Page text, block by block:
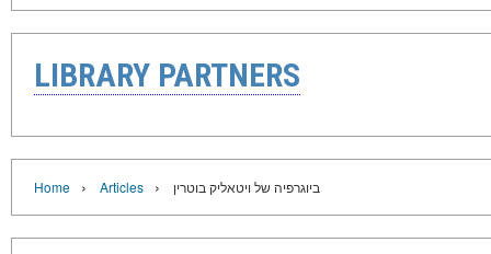
LIBRARY PARTNERS
Home › Articles › ביוגרפיה של ויטאליק בוטרין